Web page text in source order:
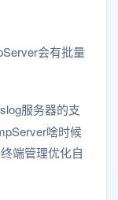
会有批量
服务器的支
啥时候
端管理优化自